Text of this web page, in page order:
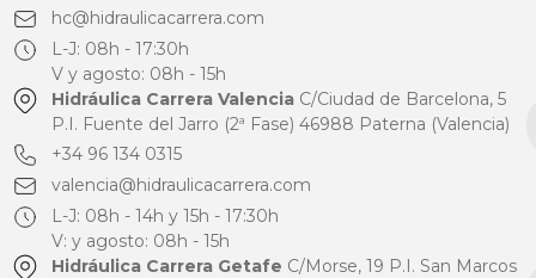
hc@hidraulicacarrera.com
L-J: 08h - 17:30h
V y agosto: 08h - 15h
Hidráulica Carrera ValenciaC/Ciudad de Barcelona, 5
P.I. Fuente del Jarro (2ª Fase) 46988 Paterna (Valencia)
+34 96 134 0315
valencia@hidraulicacarrera.com
L-J: 08h - 14h y 15h - 17:30h
V: y agosto: 08h - 15h
Hidráulica Carrera Getafe C/Morse, 19 P.I. San Marcos